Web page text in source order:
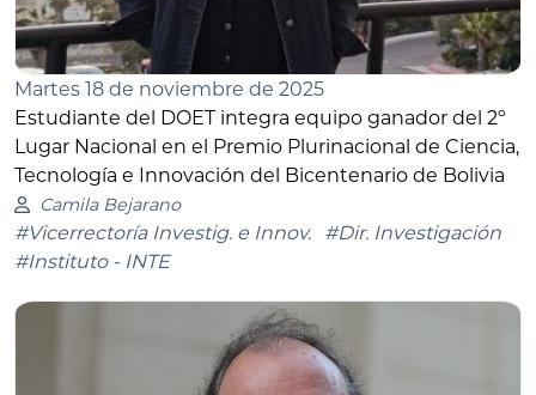
Martes 18 de noviembre de 2025
Estudiante del DOET integra equipo ganador del 2º
Lugar Nacional en el Premio Plurinacional de Ciencia,
Tecnología e Innovación del Bicentenario de Bolivia
Camila Bejarano
#Vicerrectoría Investig. e Innov.
#Dir. Investigación
#Instituto - INTE